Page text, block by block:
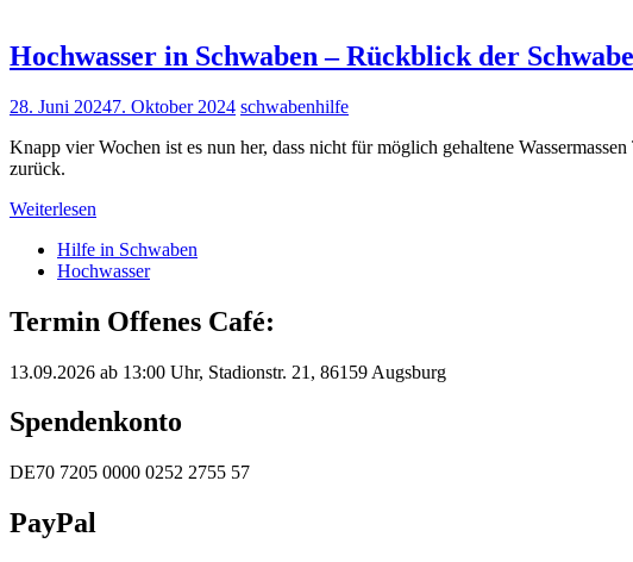
Hochwasser in Schwaben – Rückblick der
28. Juni 20247. Oktober 2024 schwabenhilfe
Knapp vier Wochen ist es nun her, dass nicht für möglich gehaltene
zurück.
Weiterlesen
Hilfe in Schwaben
Hochwasser
Termin Offenes Café:
13.09.2026 ab 13:00 Uhr, Stadionstr. 21, 86159 Augsburg
Spendenkonto
DE70 7205 0000 0252 2755 57
PayPal